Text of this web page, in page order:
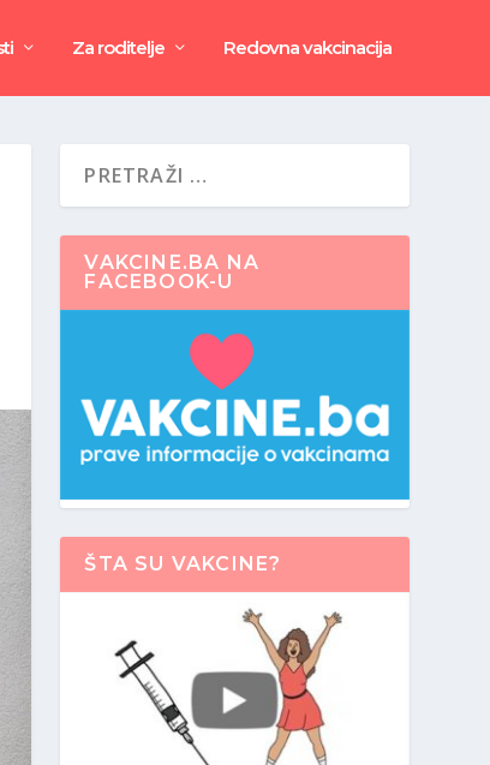
Za roditelje Redovna vakcinacija
VAKCINE.BA NA
FACEBOOK-U
ŠTA SU VAKCINE?